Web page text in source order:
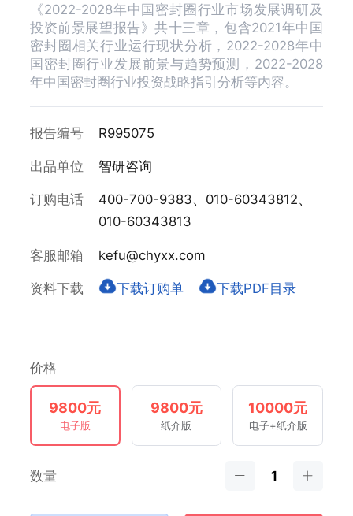
《2022-2028年中国密封圈行业市场发展调研及
投资前景展望报告》共十三章，包含2021年中国
密封圈相关行业运行现状分析，2022-2028年中
国密封圈行业发展前景与趋势预测，2022-2028
年中国密封圈行业投资战略指引分析等内容。
报告编号 R995075
出品单位 智研咨询
订购电话
400-700-9383、010-60343812、
010-60343813
客服邮箱 kefu@chyxx.com
资料下载 下载订购单 下载PDF目录
价格
9800元
电子版
9800元
纸介版
10000元
电子+纸介版
数量